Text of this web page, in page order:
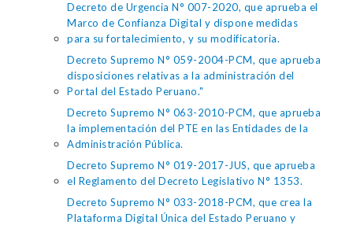
Decreto de Urgencia N° 007-2020, que aprueba el
Marco de Confianza Digital y dispone medidas
para su fortalecimiento, y su modificatoria.
Decreto Supremo N° 059-2004-PCM, que aprueba
disposiciones relativas a la administración del
Portal del Estado Peruano."
Decreto Supremo N° 063-2010-PCM, que aprueba
la implementación del PTE en las Entidades de la
Administración Pública.
Decreto Supremo N° 019-2017-JUS, que aprueba
el Reglamento del Decreto Legislativo N° 1353.
Decreto Supremo N° 033-2018-PCM, que crea la
Plataforma Digital Única del Estado Peruano y